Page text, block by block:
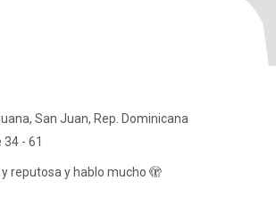
San Juan, Rep. Dominicana
34 - 61
reputosa y hablo mucho 🫣